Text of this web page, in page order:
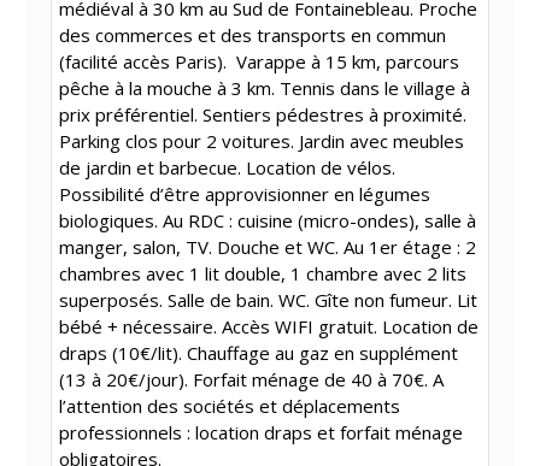
médiéval à 30 km au Sud de Fontainebleau. Proche
des commerces et des transports en commun
(facilité accès Paris). Varappe à 15 km, parcours
pêche à la mouche à 3 km. Tennis dans le village à
prix préférentiel. Sentiers pédestres à proximité.
Parking clos pour 2 voitures. Jardin avec meubles
de jardin et barbecue. Location de vélos.
Possibilité d’être approvisionner en légumes
biologiques. Au RDC : cuisine (micro-ondes), salle à
manger, salon, TV. Douche et WC. Au 1er étage : 2
chambres avec 1 lit double, 1 chambre avec 2 lits
superposés. Salle de bain. WC. Gîte non fumeur. Lit
bébé + nécessaire. Accès WIFI gratuit. Location de
draps (10€/lit). Chauffage au gaz en supplément
(13 à 20€/jour). Forfait ménage de 40 à 70€. A
l’attention des sociétés et déplacements
professionnels : location draps et forfait ménage
obligatoires.